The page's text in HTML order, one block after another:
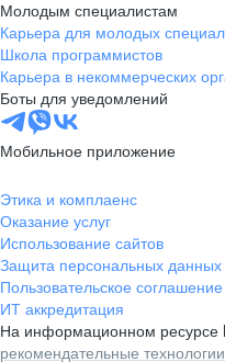
Молодым специалистам
Карьера для молодых
Школа программистов
Карьера в некоммерческих
Боты для уведомлений
Мобильное приложение
Этика и комплаенс
Оказание услуг
Использование сайтов
Защита персональных данных
Пользовательское соглашение
ИТ аккредитация
На информационном ресурсе
рекомендательные технологии